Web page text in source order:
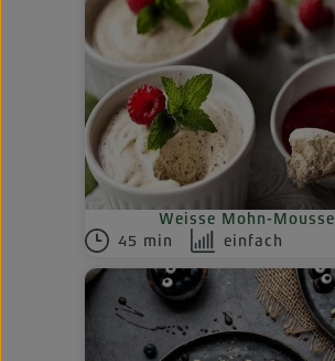
Weisse Mohn-Mousse
45 min
einfach